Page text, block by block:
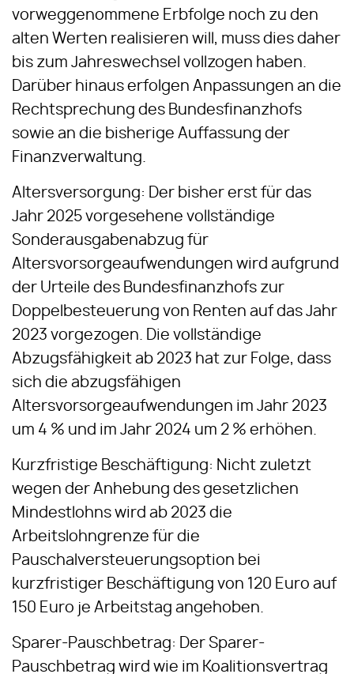
vorweggenommene Erbfolge noch zu den
alten Werten realisieren will, muss dies daher
bis zum Jahreswechsel vollzogen haben.
Darüber hinaus erfolgen Anpassungen an die
Rechtsprechung des Bundesfinanzhofs
sowie an die bisherige Auffassung der
Finanzverwaltung.
Altersversorgung: Der bisher erst für das
Jahr 2025 vorgesehene vollständige
Sonderausgabenabzug für
Altersvorsorgeaufwendungen wird aufgrund
der Urteile des Bundesfinanzhofs zur
Doppelbesteuerung von Renten auf das Jahr
2023 vorgezogen. Die vollständige
Abzugsfähigkeit ab 2023 hat zur Folge, dass
sich die abzugsfähigen
Altersvorsorgeaufwendungen im Jahr 2023
um 4 % und im Jahr 2024 um 2 % erhöhen.
Kurzfristige Beschäftigung: Nicht zuletzt
wegen der Anhebung des gesetzlichen
Mindestlohns wird ab 2023 die
Arbeitslohngrenze für die
Pauschalversteuerungsoption bei
kurzfristiger Beschäftigung von 120 Euro auf
150 Euro je Arbeitstag angehoben.
Sparer-Pauschbetrag: Der Sparer-
Pauschbetrag wird wie im Koalitionsvertrag